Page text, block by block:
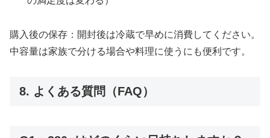
購入後の保存：開封後は冷蔵で早めに消費してください。
中容量は家族で分ける場合や料理に使うにも便利です。
8. よくある質問（FAQ）